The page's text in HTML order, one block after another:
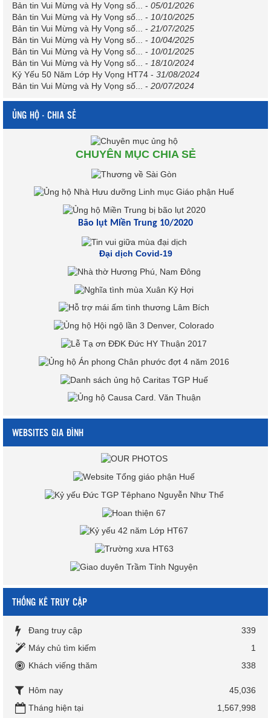
Bản tin Vui Mừng và Hy Vọng số...
- 05/01/2026
Bản tin Vui Mừng và Hy Vọng số...
- 10/10/2025
Bản tin Vui Mừng và Hy Vọng số...
- 21/07/2025
Bản tin Vui Mừng và Hy Vọng số...
- 10/04/2025
Bản tin Vui Mừng và Hy Vọng số...
- 10/01/2025
Bản tin Vui Mừng và Hy Vọng số...
- 18/10/2024
Kỷ Yếu 50 Năm Lớp Hy Vọng HT74 - 31/08/2024
Bản tin Vui Mừng và Hy Vọng số...
- 20/07/2024
ỦNG HỘ - CHIA SẺ
CHUYÊN MỤC CHIA SẺ
Bão lụt Miền Trung 10/2020
Đại dịch Covid-19
WEBSITES GIA ĐÌNH
THỐNG KÊ TRUY CẬP
Đang truy cập
339
Máy chủ tìm kiếm
1
Khách viếng thăm
338
Hôm nay
45,036
Tháng hiện tại
1,567,998